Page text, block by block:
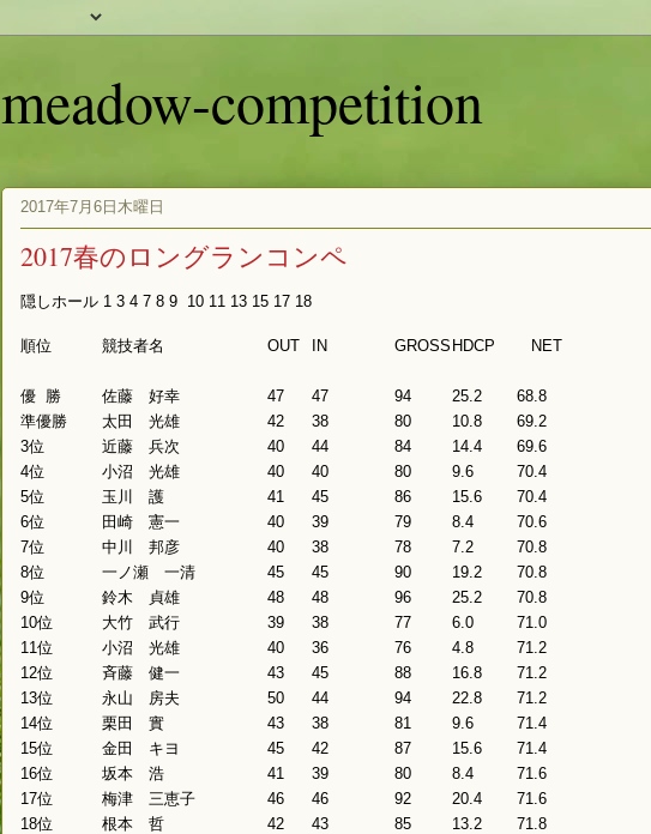
meadow-competition
2017年7月6日木曜日
2017春のロングランコンペ
隠しホール 1 3 4 7 8 9 10 11 13 15 17 18
順位 競技者名 OUT IN GROSS HDCP NET
優 勝 佐藤 好幸 47 47 94 25.2
68.8
準優勝
太田 光雄 42 38 80 10.8
69.2
3位
近藤 兵次 40 44 84 14.4
69.6
4位
小沼 光雄 40 40 80 9.6
70.4
5位
玉川 護 41 45 86 15.6
70.4
6位
田崎 憲一 40 39 79 8.4
70.6
7位
中川 邦彦 40 38 78 7.2
70.8
8位
一ノ瀬 一清 45 45 90 19.2
70.8
9位
鈴木 貞雄 48 48 96 25.2
70.8
10位
大竹 武行 39 38 77 6.0
71.0
11位
小沼 光雄 40 36 76 4.8
71.2
12位
斉藤 健一 43 45 88 16.8
71.2
13位
永山 房夫 50 44 94 22.8
71.2
14位
栗田 實 43 38 81 9.6
71.4
15位
金田 キヨ 45 42 87 15.6
71.4
16位
坂本 浩 41 39 80 8.4
71.6
17位
梅津 三恵子 46 46 92 20.4
71.6
18位
根本 哲 42 43 85 13.2
71.8